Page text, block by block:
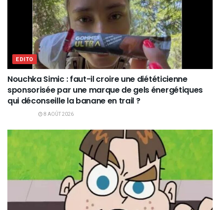
EDITO
Nouchka Simic : faut-il croire une diététicienne
sponsorisée par une marque de gels énergétiques
qui déconseille la banane en trail ?
8 AOÛT 2026